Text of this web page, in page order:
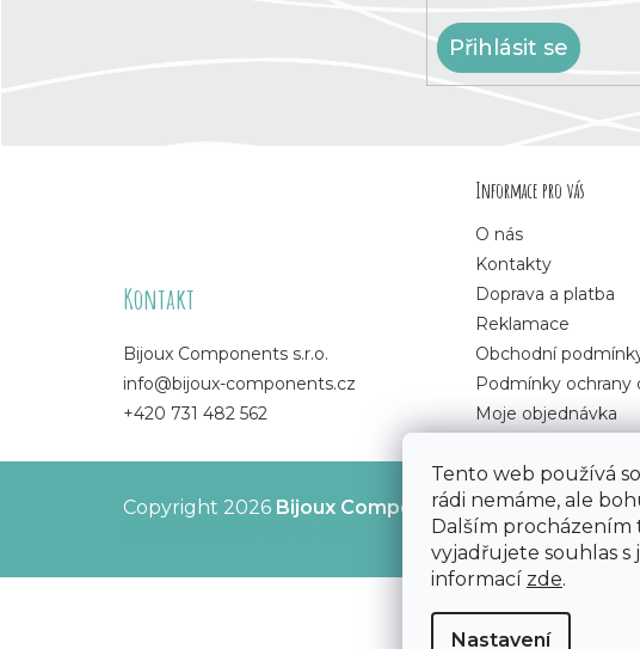
Tento web používá
rádi nemáme, ale
Dalším procházením
vyjadřujete souhlas s
informací zde.
Nastavení
Přihlásit se
Kontakt
Bijoux Components s.r.o.
info@bijoux-components.cz
+420 731 482 562
Informace pro vás
O nás
Kontakty
Doprava a platba
Reklamace
Obchodní
Podmínky ochrany
Moje objednávka
Copyright 2026 Bijoux Components - Svět korálků.